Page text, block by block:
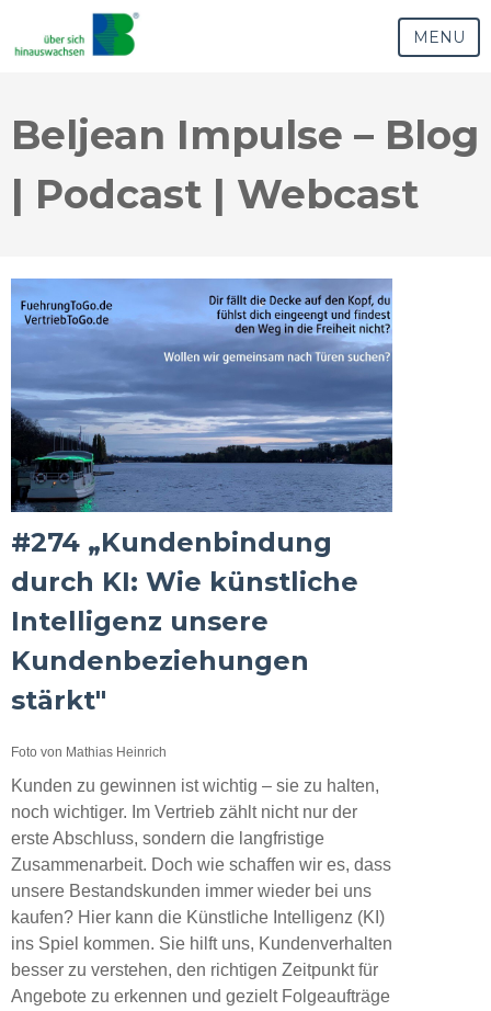
MENU
Beljean Impulse – Blog
| Podcast | Webcast
#274 „Kundenbindung
durch KI: Wie künstliche
Intelligenz unsere
Kundenbeziehungen
stärkt"
Foto von Mathias Heinrich
Kunden zu gewinnen ist wichtig – sie zu halten,
noch wichtiger. Im Vertrieb zählt nicht nur der
erste Abschluss, sondern die langfristige
Zusammenarbeit. Doch wie schaffen wir es, dass
unsere Bestandskunden immer wieder bei uns
kaufen? Hier kann die Künstliche Intelligenz (KI)
ins Spiel kommen. Sie hilft uns, Kundenverhalten
besser zu verstehen, den richtigen Zeitpunkt für
Angebote zu erkennen und gezielt Folgeaufträge